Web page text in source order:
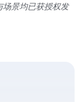
场景均已获授权发